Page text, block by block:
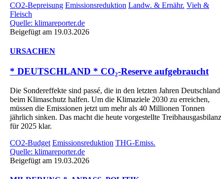
CO2-Bepreisung Emissionsreduktion Landw. & Ernähr. Vieh &
Fleisch
Quelle: klimareporter.de
Beigefügt am 19.03.2026
URSACHEN
* DEUTSCHLAND * CO₂-Reserve aufgebraucht
Die Sondereffekte sind passé, die in den letzten Jahren Deutschland
beim Klimaschutz halfen. Um die Klimaziele 2030 zu erreichen,
müssen die Emissionen jetzt um mehr als 40 Millionen Tonnen
jährlich sinken. Das macht die heute vorgestellte Treibhausgasbilanz
für 2025 klar.
CO2-Budget Emissionsreduktion THG-Emiss.
Quelle: klimareporter.de
Beigefügt am 19.03.2026